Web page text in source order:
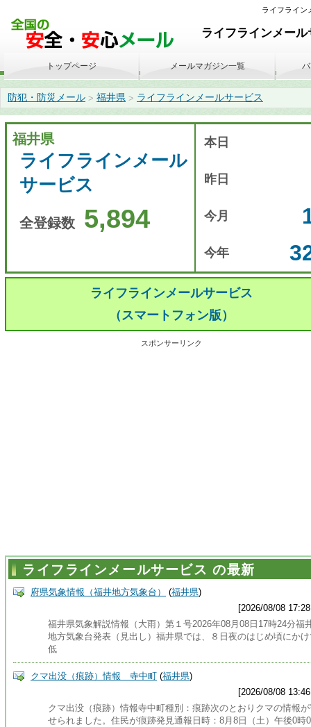
ライフライン
ライフラインメー
防犯・防災メール > 福井県 > ライフラインメールサービス
福井県
ライフラインメール
サービス
全登録数 5,894
本日
昨日
今月
今年
ライフラインメールサービス
（スマートフォン版）
スポンサーリンク
ライフラインメールサービス の最新
府県気象情報（福井地方気象台） (福井県)
[2026/08/08
福井県気象解説情報（大雨）第１号2026年08月08日17時24分福
地方気象台発表（見出し）福井県では、８日夜のはじめ頃にか
低
クマ出没（痕跡）情報 寺中町 (福井県)
[2026/08/08
クマ出没（痕跡）情報寺中町種別：痕跡次のとおりクマの情報
せられました。住民が痕跡発見通報日時：8月8日（土）午後0時
トップページ メールマガジン一覧